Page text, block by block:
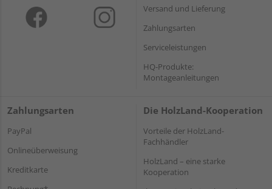
Versand und Lieferung
Zahlungsarten
Serviceleistungen
HQ-Produkte:
Montageanleitungen
Zahlungsarten
PayPal
Onlineüberweisung
Kreditkarte
Die HolzLand-Kooperation
Vorteile der HolzLand-
Fachhändler
HolzLand – eine starke
Kooperation